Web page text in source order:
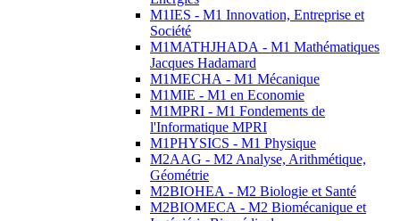
M1IES - M1 Innovation, Entreprise et
Société
M1MATHJHADA - M1 Mathématiques
Jacques Hadamard
M1MECHA - M1 Mécanique
M1MIE - M1 en Economie
M1MPRI - M1 Fondements de
l'Informatique MPRI
M1PHYSICS - M1 Physique
M2AAG - M2 Analyse, Arithmétique,
Géométrie
M2BIOHEA - M2 Biologie et Santé
M2BIOMECA - M2 Biomécanique et